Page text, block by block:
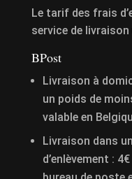
Le tarif des frais
service de
BPost
Livraison à
un poids de
valable en
Livraison dans
d’enlèvement :